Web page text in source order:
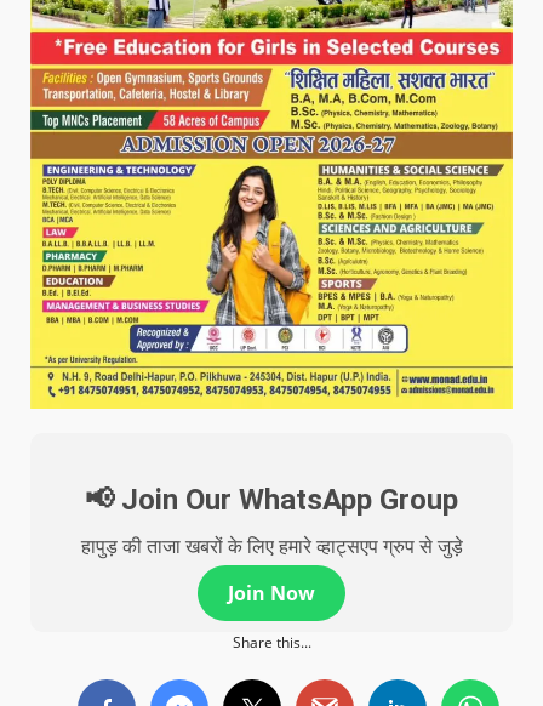
📢 Join Our WhatsApp Group
हापुड़ की ताजा खबरों के लिए हमारे व्हाट्सएप ग्रुप से जुड़े
Join Now
Share this...